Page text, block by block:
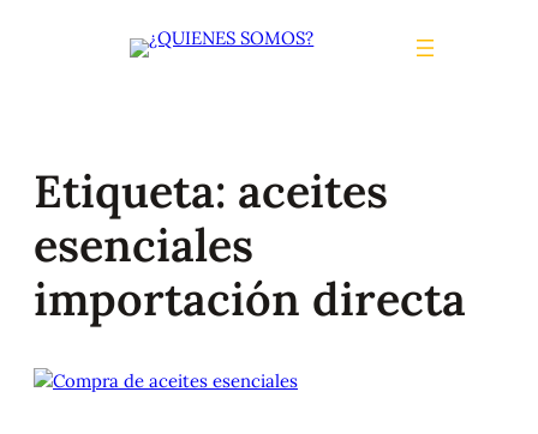
Etiqueta: aceites
esenciales
importación directa